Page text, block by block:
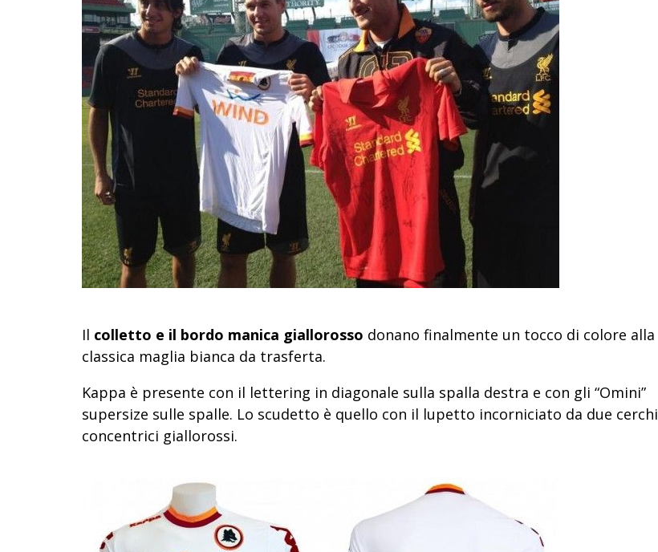
Il colletto e il bordo manica giallorosso donano finalmente un tocco di colore alla
classica maglia bianca da trasferta.
Kappa è presente con il lettering in diagonale sulla spalla destra e con gli “Omini”
supersize sulle spalle. Lo scudetto è quello con il lupetto incorniciato da due cerchi
concentrici giallorossi.